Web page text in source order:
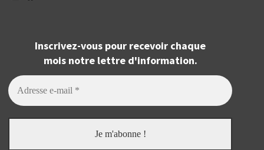
Inscrivez-vous pour recevoir chaque
mois notre lettre d'information.